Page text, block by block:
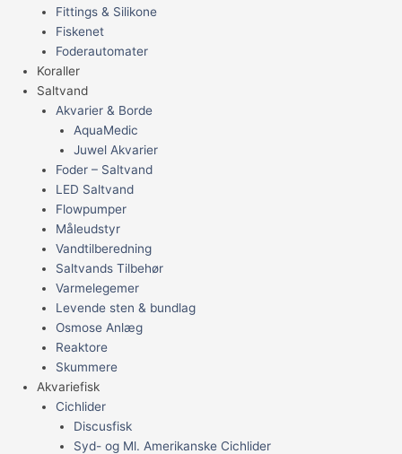
Fittings & Silikone
Fiskenet
Foderautomater
Koraller
Saltvand
Akvarier & Borde
AquaMedic
Juwel Akvarier
Foder – Saltvand
LED Saltvand
Flowpumper
Måleudstyr
Vandtilberedning
Saltvands Tilbehør
Varmelegemer
Levende sten & bundlag
Osmose Anlæg
Reaktore
Skummere
Akvariefisk
Cichlider
Discusfisk
Syd- og Ml. Amerikanske Cichlider